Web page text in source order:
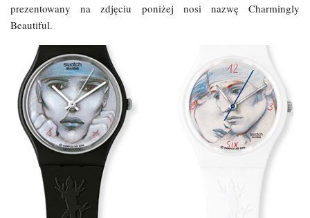
prezentowany na zdjęciu poniżej nosi nazwę Charmingly
Beautiful.